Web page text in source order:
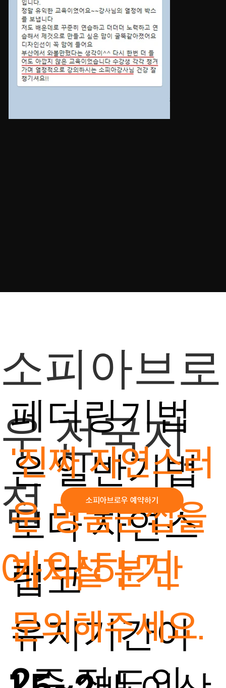
소피아브로
우 전국지
점
예약하기
페더링기법
은 일반기법
보다 자연스
럽고
유지기간이
'진짜 자연스러
운 명품눈썹을
가지실 분'만
문의해주세요.
소피아브로우 예약하기